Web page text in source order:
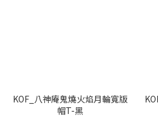
KOF_八神庵鬼燒火焰月輪寬版
帽T-黑